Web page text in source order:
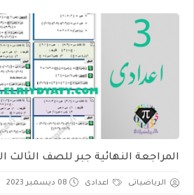
المراجعة النهائية جبر للصف الثالث
الرياضياتى اعدادى 08 ديسمبر 2023